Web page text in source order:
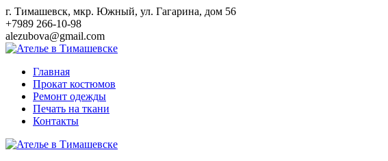
Перейти
к
контенту
г. Тимашевск, мкр. Южный, ул. Гагарина, дом 56
+7989 266-10-98
alezubova@gmail.com
Главная
Прокат костюмов
Ремонт одежды
Печать на ткани
Контакты